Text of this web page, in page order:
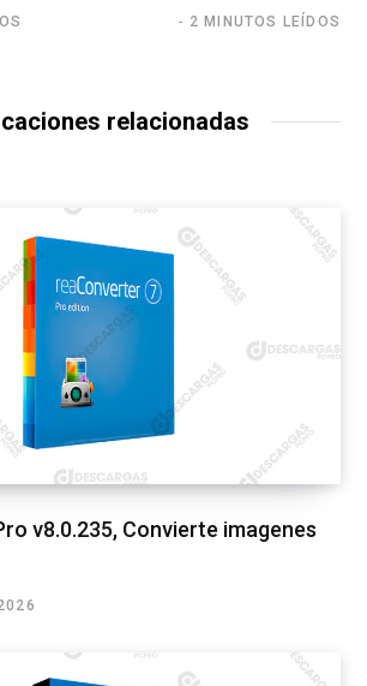
2 MINUTOS LEÍDOS
relacionadas
v8.0.235, Convierte imagenes